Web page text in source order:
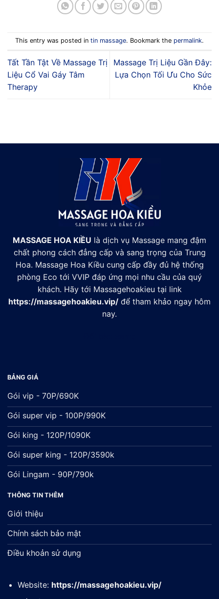
This entry was posted in tin massage. Bookmark the permalink.
Tất Tần Tật Về Massage Trị
Liệu Cổ Vai Gáy Tâm
Therapy
Massage Trị Liệu Gần Đây:
Lựa Chọn Tối Ưu Cho Sức
Khỏe
MASSAGE HOA KIỀU là dịch vụ Massage mang đậm
chất phong cách đẳng cấp và sang trọng của Trung
Hoa. Massage Hoa Kiều cung cấp đầy đủ hệ thống
phòng Eco tới VVIP đáp ứng mọi nhu cầu của quý
khách. Hãy tới Massagehoakieu tại link
https://massagehoakieu.vip/ để tham khảo ngay hôm
nay.
BẢNG GIÁ
Gói vip - 70P/690K
Gói super vip - 100P/990K
Gói king - 120P/1090K
Gói super king - 120P/3590k
Gói Lingam - 90P/790k
THÔNG TIN THÊM
Giới thiệu
Chính sách bảo mật
Điều khoản sử dụng
Website: https://massagehoakieu.vip/